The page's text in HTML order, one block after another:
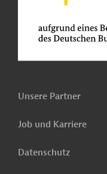
Unsere Partner
Job und Karriere
Datenschutz